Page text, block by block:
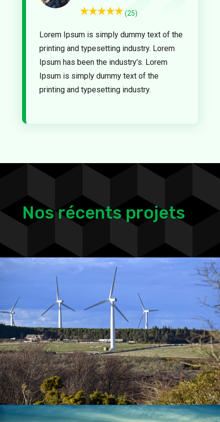
(25)
Lorem Ipsum is simply dummy text of the
printing and typesetting industry. Lorem
Ipsum has been the industry’s. Lorem
Ipsum is simply dummy text of the
printing and typesetting industry.
Nos récents projets